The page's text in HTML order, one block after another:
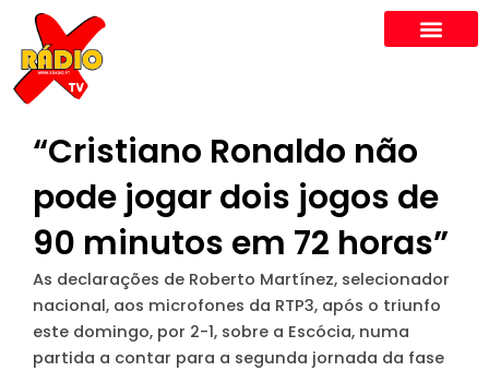
content
“Cristiano Ronaldo não
pode jogar dois jogos de
90 minutos em 72 horas”
As declarações de Roberto Martínez, selecionador
nacional, aos microfones da RTP3, após o triunfo
este domingo, por 2-1, sobre a Escócia, numa
partida a contar para a segunda jornada da fase